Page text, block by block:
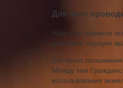
Для чего
Нарушая правила
действия, идущие
Согласно
Между тем
использования